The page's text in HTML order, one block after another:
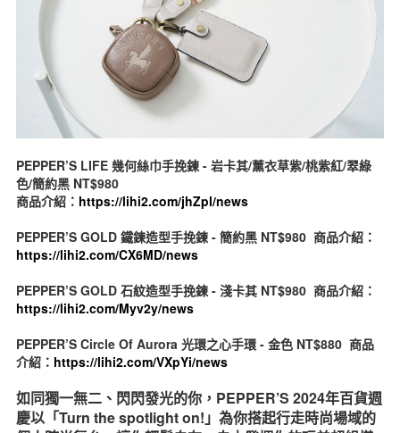
PEPPER’S LIFE 幾何絲巾手挽鍊 - 岩卡其/薰衣草紫/桃紫紅/翠綠
色/簡約黑 NT$980
商品介紹： https://lihi2.com/jhZpl/news
PEPPER’S GOLD 鐵鍊造型手挽鍊 - 簡約黑 NT$980 商品介紹：
https://lihi2.com/CX6MD/news
PEPPER’S GOLD 石紋造型手挽鍊 - 淺卡其 NT$980 商品介紹：
https://lihi2.com/Myv2y/news
PEPPER’S Circle Of Aurora 光環之心手環 - 金色 NT$880 商品
介紹： https://lihi2.com/VXpYi/news
如同獨一無二、閃閃發光的你，PEPPER’S 2024年百貨週
慶以「Turn the spotlight on!」為你搭起行走時尚場域的